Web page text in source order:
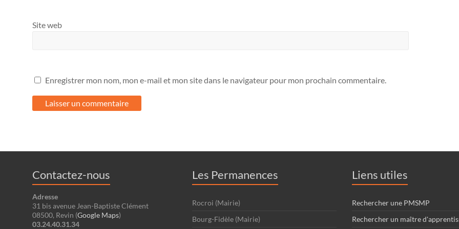
Site web
Enregistrer mon nom, mon e-mail et mon site dans le navigateur pour mon prochain commentaire.
Contactez-nous
Adresse
31 bis avenue Jean-Baptiste Clément
08500, Revin (Google Maps)
03.24.40.31.34
Les Permanences
Rocroi (Mairie)
Bourg-Fidèle (Mairie)
Liens utiles
Rechercher une PMSMP
Rechercher un maître